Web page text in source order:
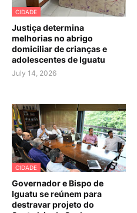
CIDADE
Justiça determina
melhorias no abrigo
domiciliar de crianças e
adolescentes de Iguatu
July 14, 2026
CIDADE
Governador e Bispo de
Iguatu se reúnem para
destravar projeto do